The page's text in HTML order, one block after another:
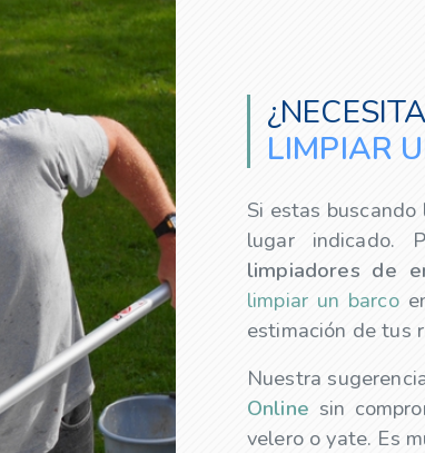
LIMPIAR
Si estas buscando
lugar indicado.
limpiadores de
limpiar un barco
estimación de tus
Nuestra
Online sin
velero o yate. Es